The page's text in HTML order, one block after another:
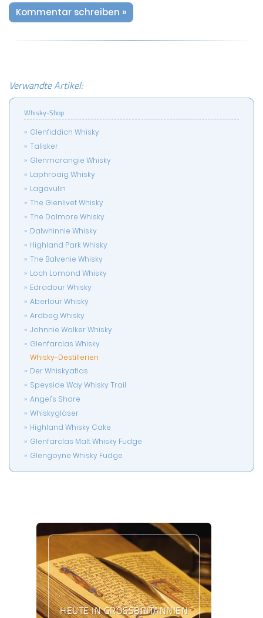
Kommentar schreiben »
Verwandte Artikel:
Whisky-Shop
Glenfiddich Whisky
Talisker
Glenmorangie Whisky
Laphroaig Whisky
Lagavulin
The Glenlivet Whisky
The Dalmore Whisky
Dalwhinnie Whisky
Highland Park Whisky
The Balvenie Whisky
Loch Lomond Whisky
Edradour Whisky
Aberlour Whisky
Ardbeg Whisky
Johnnie Walker Whisky
Glenfarclas Whisky
Whisky-Destillerien
Der Whiskyatlas
Speyside Way Whisky Trail
Angel's Share
Whiskygläser
Highland Whisky Cake
Glenfarclas Malt Whisky Fudge
Glengoyne Whisky Fudge
HEUTE IN GROSSBRITANNIEN